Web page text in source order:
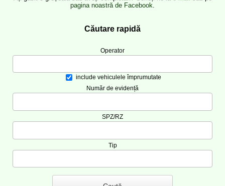
pagina noastră de Facebook.
Căutare rapidă
Operator
include vehiculele împrumutate
Număr de evidență
SPZ/RZ
Tip